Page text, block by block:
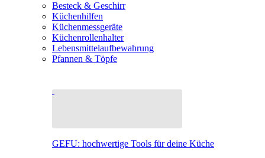
Besteck & Geschirr
Küchenhilfen
Küchenmessgeräte
Küchenrollenhalter
Lebensmittelaufbewahrung
Pfannen & Töpfe
GEFU: hochwertige Tools für deine Küche